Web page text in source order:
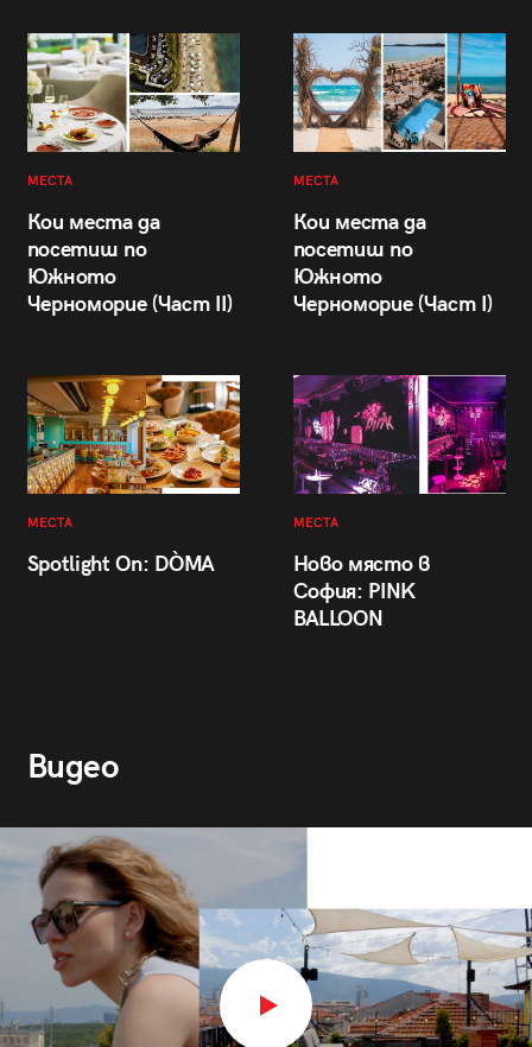
МЕСТА
Кои места да
посетиш по
Южното
Черноморие (Част II)
МЕСТА
Кои места да
посетиш по
Южното
Черноморие (Част I)
МЕСТА
Spotlight On: DÒMA
МЕСТА
Ново място в
София: PINK
BALLOON
Видео